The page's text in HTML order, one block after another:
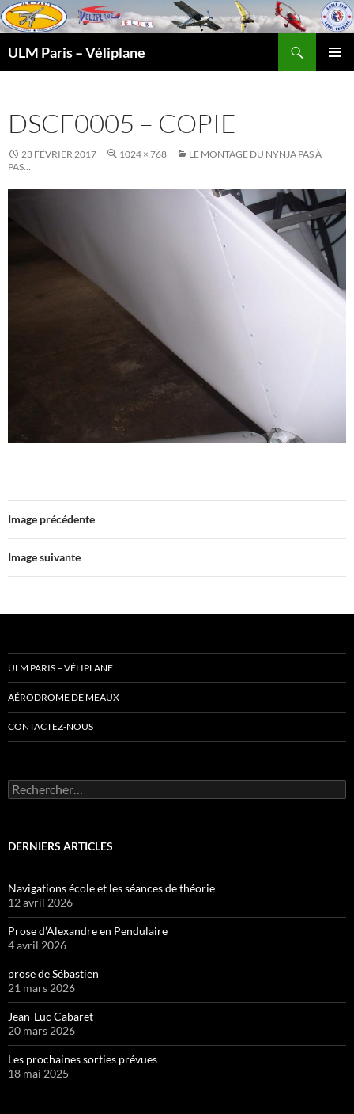
ULM Paris – Véliplane
DSCF0005 – COPIE
23 FÉVRIER 2017 1024 × 768
LE MONTAGE DU NYNJA PAS À
PAS…
Image précédente
Image suivante
ULM PARIS – VÉLIPLANE
AÉRODROME DE MEAUX
CONTACTEZ-NOUS
Rechercher :
DERNIERS ARTICLES
Navigations école et les séances de théorie
12 avril 2026
Prose d’Alexandre en Pendulaire
4 avril 2026
prose de Sébastien
21 mars 2026
Jean-Luc Cabaret
20 mars 2026
Les prochaines sorties prévues
18 mai 2025